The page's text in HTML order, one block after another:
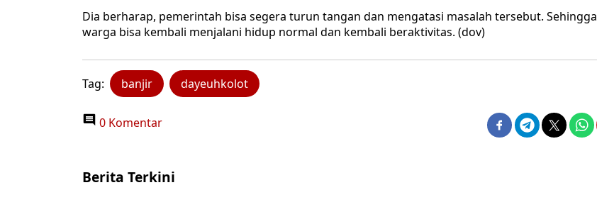
Dia berharap, pemerintah bisa segera turun tangan dan mengatasi masalah tersebut. Sehingga
warga bisa kembali menjalani hidup normal dan kembali beraktivitas. (dov)
Tag: banjir dayeuhkolot
0 Komentar
Berita Terkini